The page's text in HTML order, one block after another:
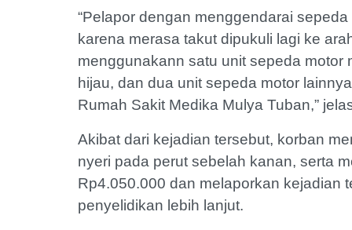
“Pelapor dengan menggendarai
karena merasa takut dipukuli lagi ke
menggunakann satu unit sepeda motor
hijau, dan dua unit sepeda motor
Rumah Sakit Medika Mulya Tuban,”
Akibat dari kejadian tersebut, korban
nyeri pada perut sebelah kanan, serta
Rp4.050.000 dan melaporkan kejadian
penyelidikan lebih lanjut.